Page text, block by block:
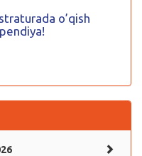
o’qish